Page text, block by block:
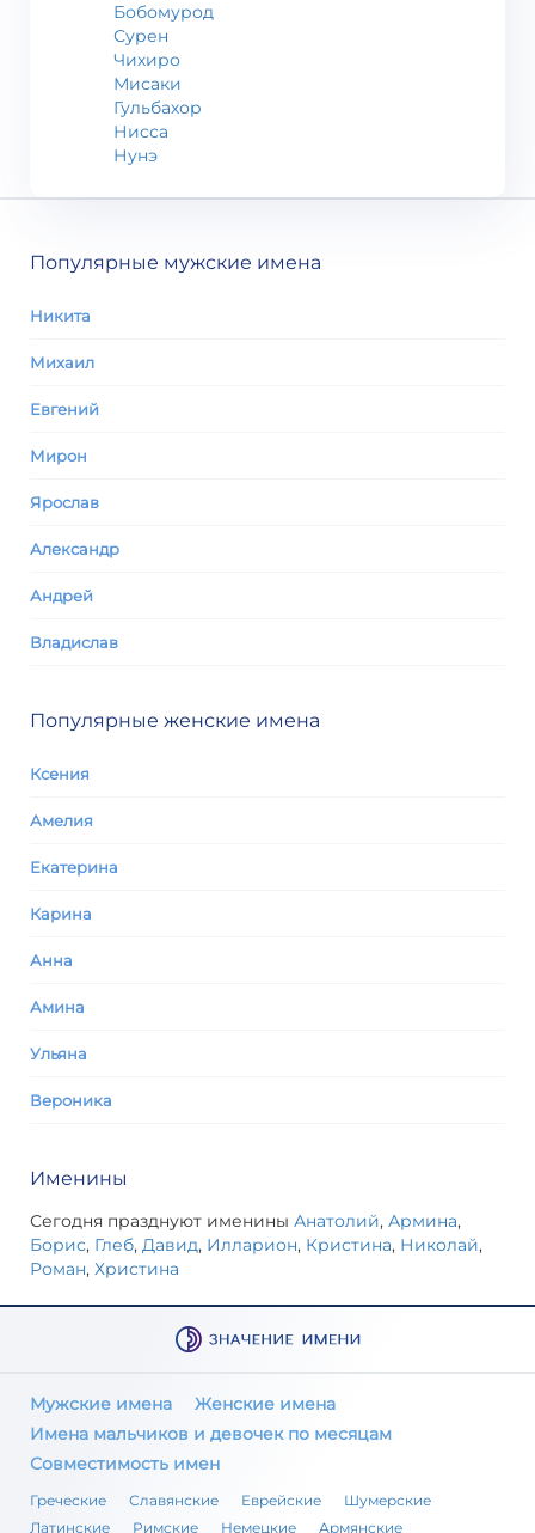
Бобомурод
Сурен
Чихиро
Мисаки
Гульбахор
Нисса
Нунэ
Популярные мужские имена
Никита
Михаил
Евгений
Мирон
Ярослав
Александр
Андрей
Владислав
Популярные женские имена
Ксения
Амелия
Екатерина
Карина
Анна
Амина
Ульяна
Вероника
Именины
Сегодня празднуют именины Анатолий, Армина,
Борис, Глеб, Давид, Илларион, Кристина, Николай,
Роман, Христина
Мужские имена
Женские имена
Имена мальчиков и девочек по месяцам
Совместимость имен
Греческие Славянские Еврейские
Шумерские
Латинские
Римские Немецкие Армянские